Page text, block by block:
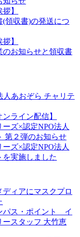
】
(領収書)の発送につ
】
のお知らせと領収書
人あおぞら チャリテ
ンライン配信】
ズ×認定NPO法人
第２弾のお知らせ
ズ×認定NPO法人
実施しました
ディアにマスクプロ
パス・ポイント イ
スタッフ 大竹恵